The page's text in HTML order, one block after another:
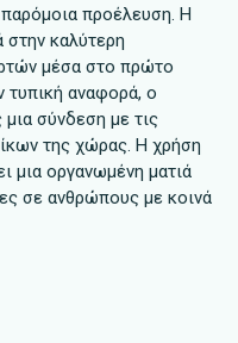
παρόμοια προέλευση. Η
καλύτερη
μέσα στο πρώτο
τυπική αναφορά, ο
σύνδεση με τις
της χώρας. Η χρήση
μια οργανωμένη ματιά
σε ανθρώπους με κοινά